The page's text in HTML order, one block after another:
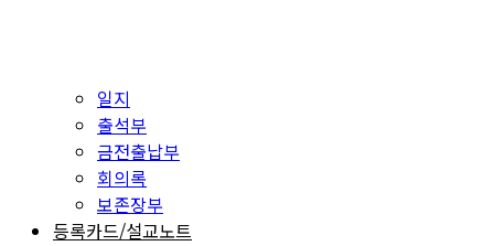
일지
출석부
금전출납부
회의록
보존장부
등록카드/설교노트